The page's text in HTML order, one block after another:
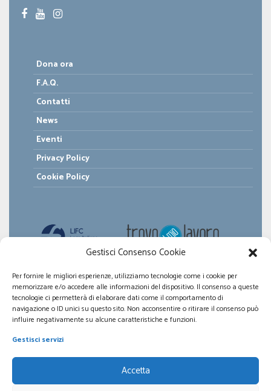
Gestisci Consenso Cookie
Per fornire le migliori esperienze, utilizziamo tecnologie come i cookie per
memorizzare e/o accedere alle informazioni del dispositivo. Il consenso a queste
tecnologie ci permetterà di elaborare dati come il comportamento di
navigazione o ID unici su questo sito. Non acconsentire o ritirare il consenso può
influire negativamente su alcune caratteristiche e funzioni.
Gestisci servizi
Accetta
Dona ora
F.A.Q.
Contatti
News
Eventi
Privacy Policy
Cookie Policy
© 2026 LIFC Lazio